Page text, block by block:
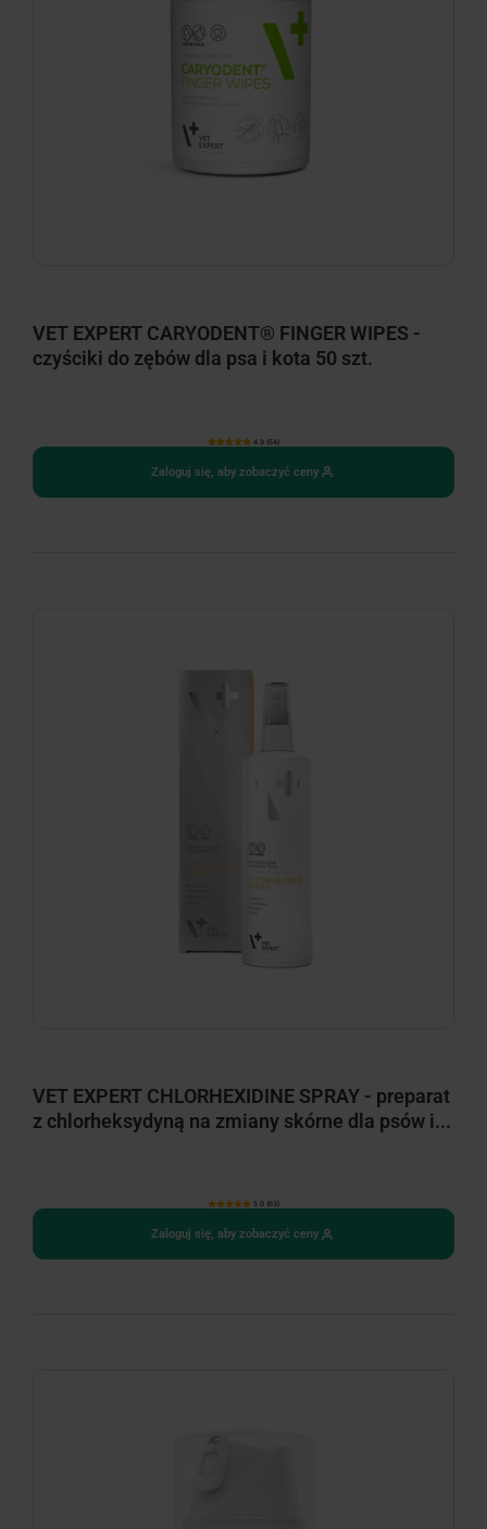
VET EXPERT CARYODENT® FINGER WIPES -
czyściki do zębów dla psa i kota 50 szt.
4.9 (54)
Zaloguj się, aby zobaczyć ceny
VET EXPERT CHLORHEXIDINE SPRAY - preparat
z chlorheksydyną na zmiany skórne dla psów i...
5.0 (63)
Zaloguj się, aby zobaczyć ceny